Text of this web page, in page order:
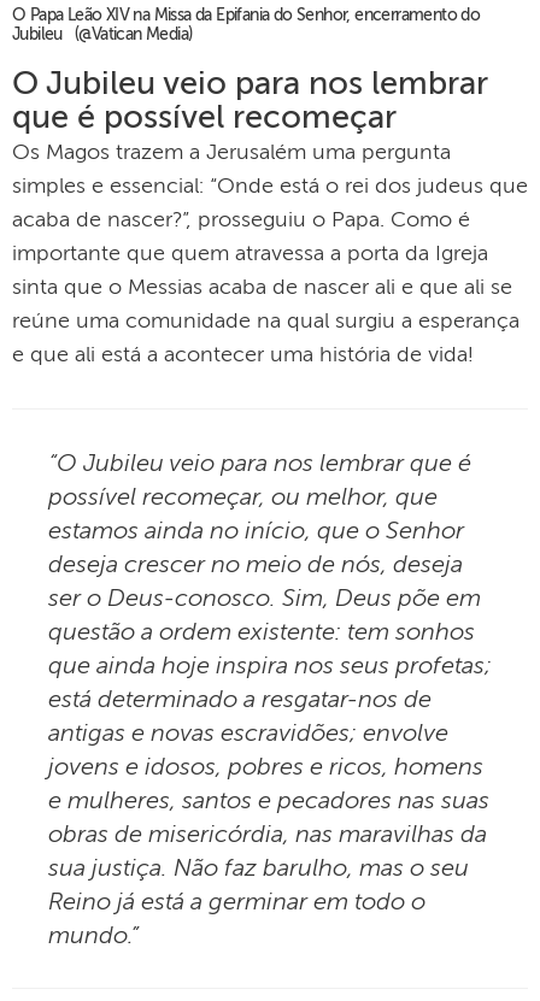
O Papa Leão XIV na Missa da Epifania do Senhor, encerramento do
Jubileu (@Vatican Media)
O Jubileu veio para nos lembrar
que é possível recomeçar
Os Magos trazem a Jerusalém uma pergunta
simples e essencial: “Onde está o rei dos judeus que
acaba de nascer?”, prosseguiu o Papa. Como é
importante que quem atravessa a porta da Igreja
sinta que o Messias acaba de nascer ali e que ali se
reúne uma comunidade na qual surgiu a esperança
e que ali está a acontecer uma história de vida!
“O Jubileu veio para nos lembrar que é
possível recomeçar, ou melhor, que
estamos ainda no início, que o Senhor
deseja crescer no meio de nós, deseja
ser o Deus-conosco. Sim, Deus põe em
questão a ordem existente: tem sonhos
que ainda hoje inspira nos seus profetas;
está determinado a resgatar-nos de
antigas e novas escravidões; envolve
jovens e idosos, pobres e ricos, homens
e mulheres, santos e pecadores nas suas
obras de misericórdia, nas maravilhas da
sua justiça. Não faz barulho, mas o seu
Reino já está a germinar em todo o
mundo.”